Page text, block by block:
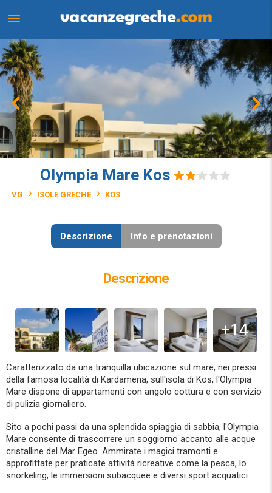
Olympia Mare Kos
VG ISOLE GRECHE KOS
Descrizione Info e prenotazioni
Descrizione
+14
Caratterizzato da una tranquilla ubicazione sul mare, nei pressi
della famosa località di Kardamena, sull'isola di Kos, l'Olympia
Mare dispone di appartamenti con angolo cottura e con servizio
di pulizia giornaliero.
Sito a pochi passi da una splendida spiaggia di sabbia, l'Olympia
Mare consente di trascorrere un soggiorno accanto alle acque
cristalline del Mar Egeo. Ammirate i magici tramonti e
approfittate per praticate attività ricreative come la pesca, lo
snorkeling, le immersioni subacquee e diversi sport acquatici.